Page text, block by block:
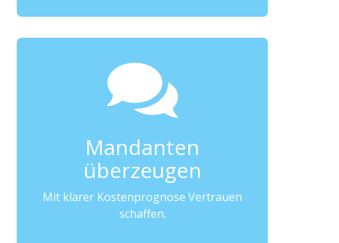
Mandanten
überzeugen
Mit klarer Kostenprognose Vertrauen
schaffen.